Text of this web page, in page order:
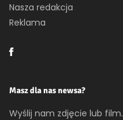
Nasza redakcja
Reklama
Masz dla nas newsa?
Wyślij nam zdjęcie lub film.